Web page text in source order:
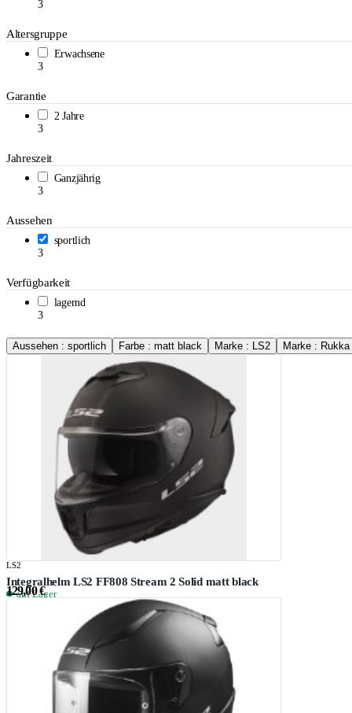
3
Altersgruppe
Erwachsene
3
Garantie
2 Jahre
3
Jahreszeit
Ganzjährig
3
Aussehen
sportlich
3
Verfügbarkeit
lagernd
3
Aussehen : sportlich Farbe : matt black Marke : LS2 Marke : Rukka
LS2
Integralhelm LS2 FF808 Stream 2 Solid matt black
auf Lager
129,00 €